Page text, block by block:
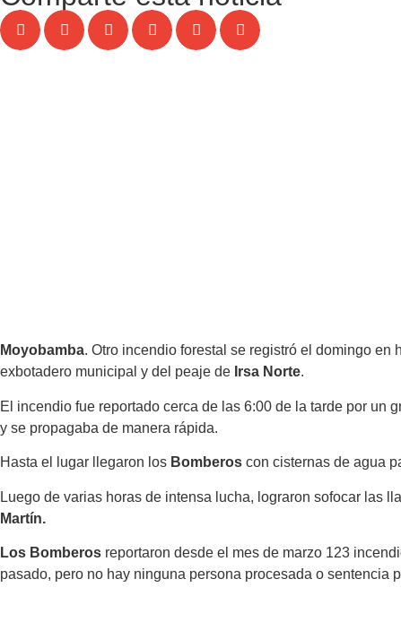
Moyobamba. Otro incendio forestal se registró el domingo
exbotadero municipal y del peaje de Irsa Norte.
El incendio fue reportado cerca de las 6:00 de la tarde por un
y se propagaba de manera rápida.
Hasta el lugar llegaron los Bomberos con cisternas de agua
Luego de varias horas de intensa lucha, lograron sofocar las
Martín.
Los Bomberos reportaron desde el mes de marzo 123
pasado, pero no hay ninguna persona procesada o sentencia